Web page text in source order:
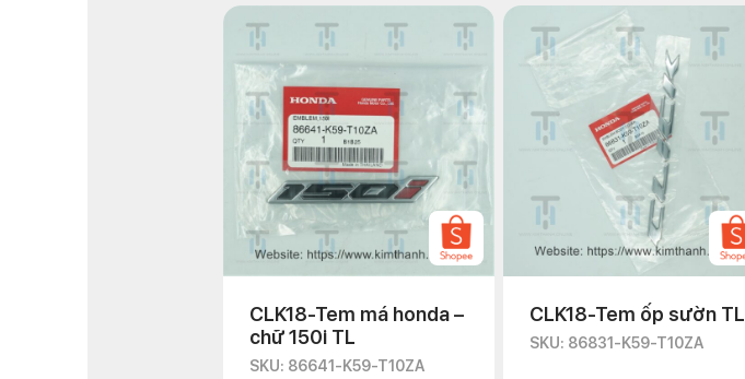
CLK18-Tem má honda –
chữ 150i TL
SKU: 86641-K59-T10ZA
CLK18-Tem ốp sườn TL
SKU: 86831-K59-T10ZA